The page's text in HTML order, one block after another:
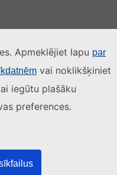
Apmeklējiet lapu par
vai noklikšķiniet
iegūtu plašāku
preferences.